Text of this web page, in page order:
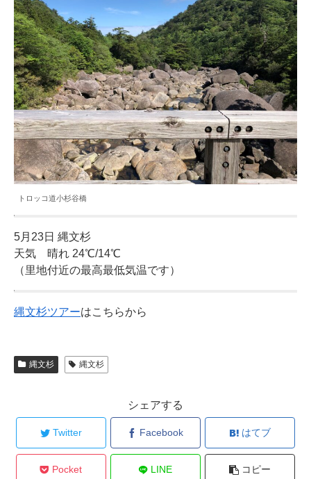
トロッコ道小杉谷橋
5月23日 縄文杉
天気 晴れ 24℃/14℃
（里地付近の最高最低気温です）
縄文杉ツアーはこちらから
縄文杉 縄文杉
シェアする
Twitter Facebook はてブ
Pocket LINE コピー